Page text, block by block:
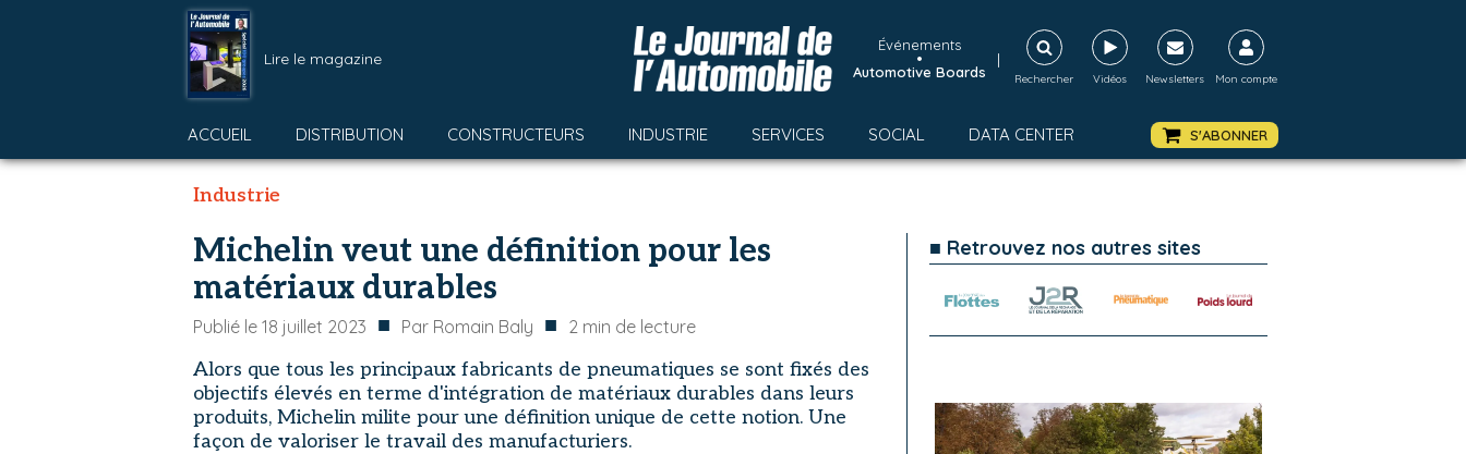
Lire le magazine
Événements
•
Automotive Boards
|
Rechercher Vidéos Newsletters Mon compte
ACCUEIL DISTRIBUTION CONSTRUCTEURS INDUSTRIE SERVICES SOCIAL DATA CENTER S'ABONNER
Industrie
Michelin veut une définition pour les
matériaux durables
Publié le 18 juillet 2023 ■ Par Romain Baly ■ 2 min de lecture
Alors que tous les principaux fabricants de pneumatiques se sont fixés des
objectifs élevés en terme d'intégration de matériaux durables dans leurs
produits, Michelin milite pour une définition unique de cette notion. Une
façon de valoriser le travail des manufacturiers.
■ Retrouvez nos autres sites